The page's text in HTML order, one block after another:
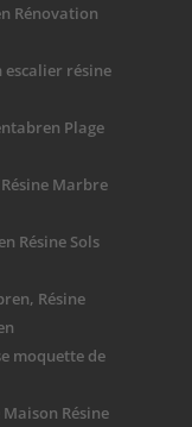
Rénovation
résine
Plage
Marbre
Résine Sols
Résine
moquette de
Résine